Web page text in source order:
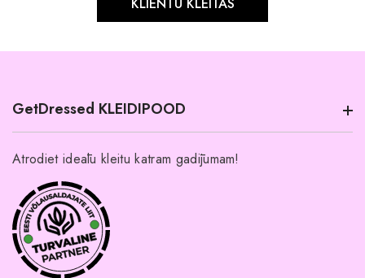
GetDressed KLEIDIPOOD
Atrodiet ideālu kleitu katram gadījumam!